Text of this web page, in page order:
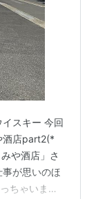
スキー 今回
酒店part2(*
や酒店」さ
が思いのほ
ちゃいまし